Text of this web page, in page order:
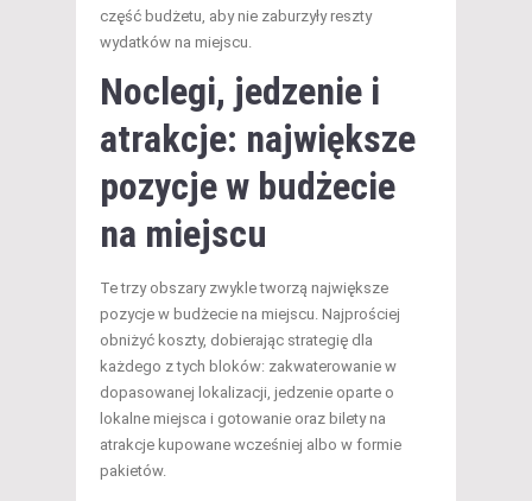
część budżetu, aby nie zaburzyły reszty
wydatków na miejscu.
Noclegi, jedzenie i
atrakcje: największe
pozycje w budżecie
na miejscu
Te trzy obszary zwykle tworzą największe
pozycje w budżecie na miejscu. Najprościej
obniżyć koszty, dobierając strategię dla
każdego z tych bloków: zakwaterowanie w
dopasowanej lokalizacji, jedzenie oparte o
lokalne miejsca i gotowanie oraz bilety na
atrakcje kupowane wcześniej albo w formie
pakietów.